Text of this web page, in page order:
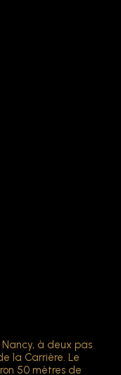
Nancy, à deux pas
la Carrière. Le
50 mètres de